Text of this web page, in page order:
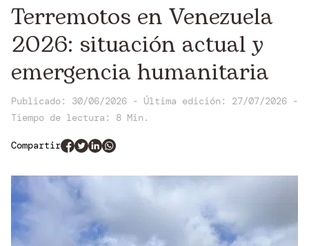
Terremotos en Venezuela
2026: situación actual y
emergencia humanitaria
Publicado: 30/06/2026 - Última edición: 27/07/2026 -
Tiempo de lectura: 8 Min.
Compartir